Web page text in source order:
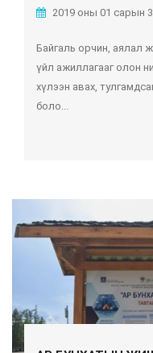
2019 оны 01 сарын
Байгаль орчин, аялал
үйл ажиллагааг олон
хүлээн авах,
боло...